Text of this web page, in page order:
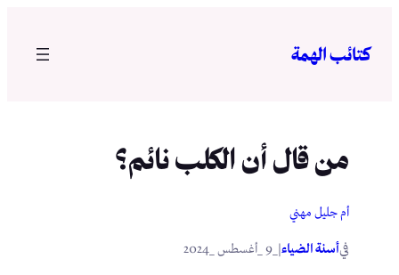
المحتوى
كتائب الهمة
من قال أن الكلب نائم؟
أم جليل مهني
فيأسنة الضياء